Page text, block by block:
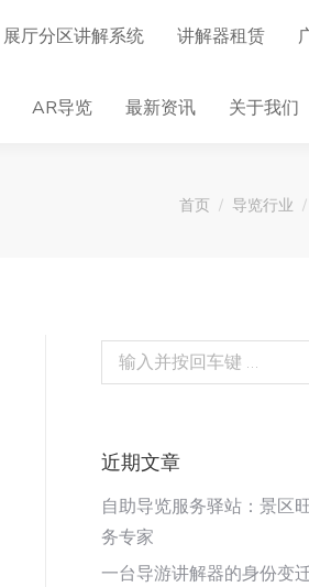
展厅分区讲解系统 讲解器租赁
AR导览 最新资讯 关于我们
您在这里：
首页 导览行业
Search:
近期文章
自助导览服务驿站：景区
务专家
一台导游讲解器的身份变